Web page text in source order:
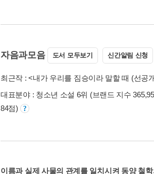
자음과모음 도서 모두보기 신간알림 신청
최근작 :<내가 우리를 짐승이라 말할 때 (선공
대표분야 : 청소년 소설 6위 (브랜드 지수
84점)
이름과 실제 사물의 관계를 일치시켜 동양 철학